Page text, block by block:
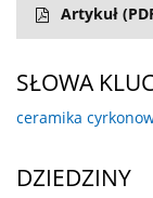
Artykuł
SŁOWA
ceramika
DZIEDZINY